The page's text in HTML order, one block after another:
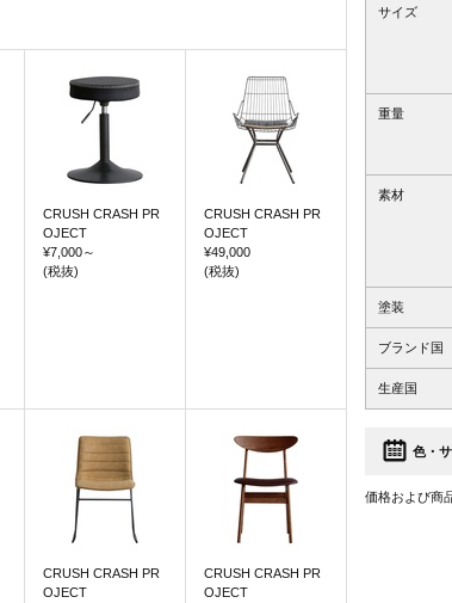
CRUSH CRASH PR
OJECT
¥7,000～
(税抜)
CRUSH CRASH PR
OJECT
¥49,000
(税抜)
CRUSH CRASH PR
OJECT
CRUSH CRASH PR
OJECT
サイズ
重量
素材
塗装
ブランド国
生産国
色・
価格および商